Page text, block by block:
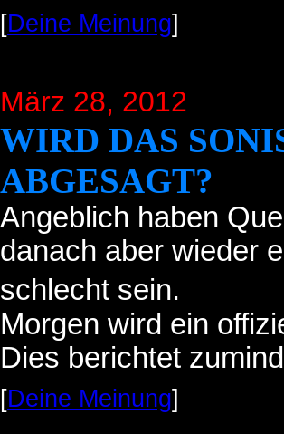
[Deine Meinung]
März 28, 2012
WIRD DAS
ABGESAGT?
Angeblich haben
danach aber wieder
schlecht sein.
Morgen wird ein
Dies berichtet
[Deine Meinung]